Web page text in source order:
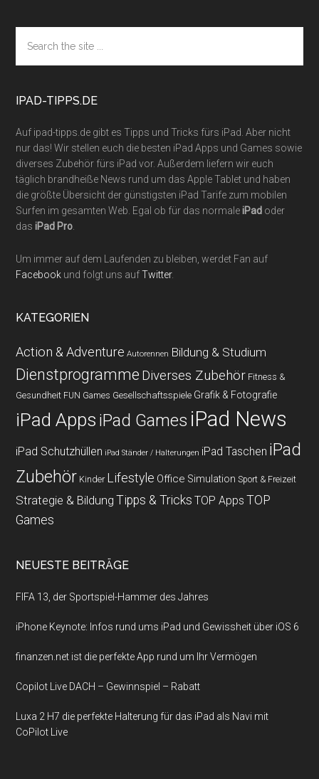
Footer
the
site
IPAD-TIPPS.DE
Auf ipad-tipps.de gibt es Tipps und Tricks fürs iPad. Aber nicht
nur das! Wir stellen euch die besten iPad Apps und Games sowie
diverses Zubehör fürs iPad vor. Außerdem liefern wir euch
täglich brandheiße News rund um das Apple Tablet und haben
die größte Übersicht der günstigsten iPad Tarife zum mobilen
Surfen im gesamten Web. Egal ob für das normaleiPad oder
dasiPad Pro
Um immer auf dem Laufenden zu bleiben, werdet Fan auf
Facebook und folgt uns aufTwitter.
KATEGORIEN
Action & Adventure Autorennen Bildung & Studium
Dienstprogramme Diverses Zubehör Fitness &
Gesundheit FUN Games Gesellschaftsspiele Grafik & Fotografie
iPad Apps iPad Games iPad News
iPad Schutzhüllen iPad Ständer / Halterungen iPad Taschen iPad
Zubehör Kinder Lifestyle Office Simulation Sport & Freizeit
Strategie & Bildung Tipps & Tricks TOP Apps TOP
Games
NEUESTE BEITRÄGE
FIFA 13, der Sportspiel-Hammer des Jahres
iPhone Keynote: Infos rund ums iPad und Gewissheit über iOS 6
finanzen.net ist die perfekte App rund um Ihr Vermögen
Copilot Live DACH – Gewinnspiel – Rabatt
Luxa 2 H7 die perfekte Halterung für das iPad als Navi mit
CoPilot Live